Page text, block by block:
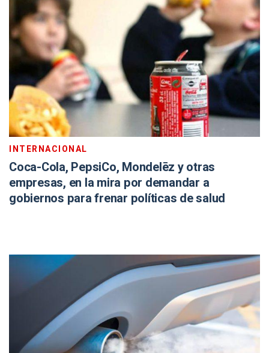
INTERNACIONAL
Coca-Cola, PepsiCo, Mondelēz y otras
empresas, en la mira por demandar a
gobiernos para frenar políticas de salud